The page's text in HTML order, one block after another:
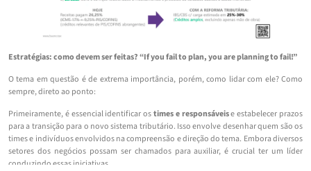
Estratégias: como devem ser feitas? “If you fail to plan, you are planning to fail!”
O tema em questão é de extrema importância, porém, como lidar com ele? Como
sempre, direto ao ponto:
Primeiramente, é essencial identificar ostimes e responsáveise estabelecer prazos
para a transição para o novo sistema tributário. Isso envolve desenhar quem são os
times e indivíduos envolvidos na compreensão e direção do tema. Embora diversos
setores dos negócios possam ser chamados para auxiliar, é crucial ter um líder
conduzindo essas iniciativas.